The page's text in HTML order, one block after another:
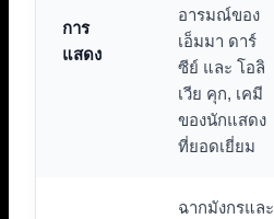
การ
แสดง
อารมณ์ของ
เอ็มมา ดาร์
ซีย์ และ โอลิ
เวีย คุก, เคมี
ของนักแสดง
ที่ยอดเยี่ยม
ฉากมังกรและ